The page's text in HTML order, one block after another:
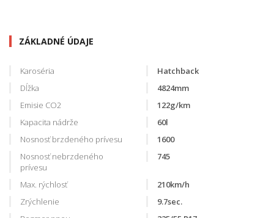
ZÁKLADNÉ ÚDAJE
Karoséria
Hatchback
Dĺžka
4824mm
Emisie CO2
122g/km
Kapacita nádrže
60l
Nosnosť brzdeného prívesu
1600
Nosnosť nebrzdeného
prívesu
745
Max. rýchlosť
210km/h
Zrýchlenie
9.7sec.